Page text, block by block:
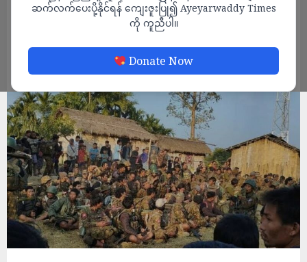
ဆက်လက်ပေးပို့နိုင်ရန် ကျေးဇူးပြု၍ Ayeyarwaddy Times
ကို ကူညီပါ။
Donate Now
အိန္ဒိယက မီဇိုရမ်ပြည်နယ်တွင်း ထွက်ပြေးခဲ့တဲ့
မြန်မာစစ်ကောင်စီတပ်ဖွဲ့ဝင် ၂၇၆ ဦးကို စစ်တွေ
မြို့သို့ ပြန်လည်ပို့ဆောင်မယ်
ADMIN JANUARY 22, 2024